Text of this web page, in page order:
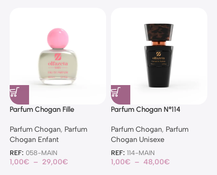
Parfum Chogan Fille
Parfum Chogan, Parfum
Chogan Enfant
REF: 058-MAIN
1,00€ – 29,00€
Parfum Chogan N°114
Parfum Chogan, Parfum
Chogan Unisexe
REF: 114-MAIN
1,00€ – 48,00€